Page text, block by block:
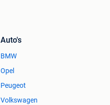
Auto's
BMW
Opel
Peugeot
Volkswagen